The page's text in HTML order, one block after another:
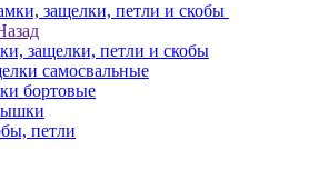
защелки, петли и скобы
защелки, петли и скобы
самосвальные
бортовые
петли